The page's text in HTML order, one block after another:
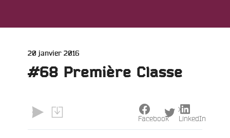
Publié
20 janvier 2016
#68 Première Classe
Facebook
X
LinkedIn